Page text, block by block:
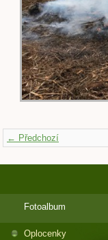
← Předchozí
Fotoalbum
Oplocenky